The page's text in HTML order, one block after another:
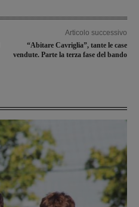
Articolo successivo
“Abitare Cavriglia”, tante le case
vendute. Parte la terza fase del bando